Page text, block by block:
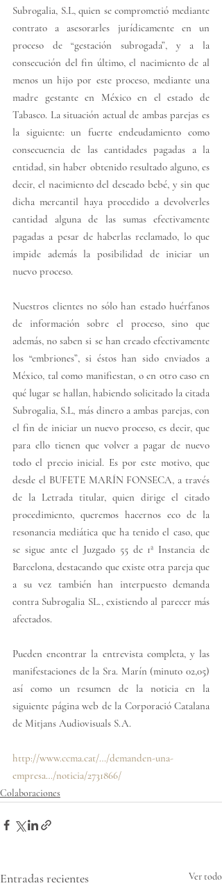
Subrogalia, S.L, quien se comprometió mediante
contrato a asesorarles jurídicamente en un
proceso de “gestación subrogada”, y a la
consecución del fin último, el nacimiento de al
menos un hijo por este proceso, mediante una
madre gestante en México en el estado de
Tabasco. La situación actual de ambas parejas es
la siguiente: un fuerte endeudamiento como
consecuencia de las cantidades pagadas a la
entidad, sin haber obtenido resultado alguno, es
decir, el nacimiento del deseado bebé, y sin que
dicha mercantil haya procedido a devolverles
cantidad alguna de las sumas efectivamente
pagadas a pesar de haberlas reclamado, lo que
impide además la posibilidad de iniciar un
nuevo proceso.
Nuestros clientes no sólo han estado huérfanos
de información sobre el proceso, sino que
además, no saben si se han creado efectivamente
los “embriones”, si éstos han sido enviados a
México, tal como manifiestan, o en otro caso en
qué lugar se hallan, habiendo solicitado la citada
Subrogalia, S.L, más dinero a ambas parejas, con
el fin de iniciar un nuevo proceso, es decir, que
para ello tienen que volver a pagar de nuevo
todo el precio inicial. Es por este motivo, que
desde el BUFETE MARÍN FONSECA, a través
de la Letrada titular, quien dirige el citado
procedimiento, queremos hacernos eco de la
resonancia mediática que ha tenido el caso, que
se sigue ante el Juzgado 55 de 1ª Instancia de
Barcelona, destacando que existe otra pareja que
a su vez también han interpuesto demanda
contra Subrogalia SL., existiendo al parecer más
afectados.
Pueden encontrar la entrevista completa, y las
manifestaciones de la Sra. Marín (minuto 02,05)
así como un resumen de la noticia en la
siguiente página web de la Corporació Catalana
de Mitjans Audiovisuals S.A.
http://www.ccma.cat/…/demanden-una-
empresa…/noticia/2731866/
Colaboraciones
Entradas recientes Ver todo